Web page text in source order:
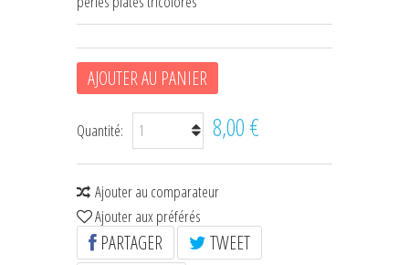
HOUSSES D'ÉTRIERS
POCHES À FRIANDISES
CEINTURES DE SMOKING
ÉCHARPES • FOULARDS
CHÈQUES CADEAU
AJOUTER AU PANIER
Quantité: 8,00 €
Ajouter au comparateur
Ajouter aux préférés
PARTAGER
TWEET